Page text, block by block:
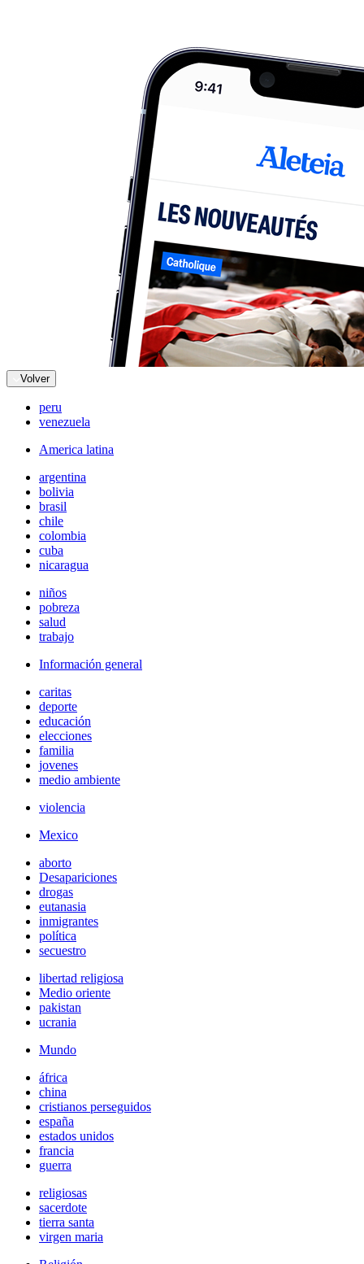
Volver
peru
venezuela
America latina
argentina
bolivia
brasil
chile
colombia
cuba
nicaragua
niños
pobreza
salud
trabajo
Información general
caritas
deporte
educación
elecciones
familia
jovenes
medio ambiente
violencia
Mexico
aborto
Desapariciones
drogas
eutanasia
inmigrantes
política
secuestro
libertad religiosa
Medio oriente
pakistan
ucrania
Mundo
áfrica
china
cristianos perseguidos
españa
estados unidos
francia
guerra
religiosas
sacerdote
tierra santa
virgen maria